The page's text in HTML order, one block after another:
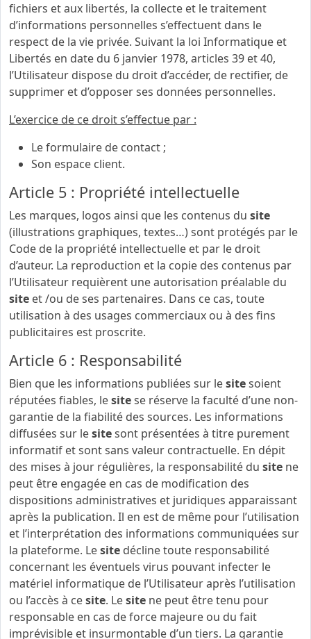
fichiers et aux libertés, la collecte et le traitement
d’informations personnelles s’effectuent dans le
respect de la vie privée. Suivant la loi Informatique et
Libertés en date du 6 janvier 1978, articles 39 et 40,
l’Utilisateur dispose du droit d’accéder, de rectifier, de
supprimer et d’opposer ses données personnelles.
L’exercice de ce droit s’effectue par :
Le formulaire de contact ;
Son espace client.
Article 5 : Propriété intellectuelle
Les marques, logos ainsi que les contenus du site
(illustrations graphiques, textes…) sont protégés par le
Code de la propriété intellectuelle et par le droit
d’auteur. La reproduction et la copie des contenus par
l’Utilisateur requièrent une autorisation préalable du
site et /ou de ses partenaires. Dans ce cas, toute
utilisation à des usages commerciaux ou à des fins
publicitaires est proscrite.
Article 6 : Responsabilité
Bien que les informations publiées sur lesitesoient
réputées fiables, lesitese réserve la faculté d’une non-
garantie de la fiabilité des sources. Les informations
diffusées sur lesitesont présentées à titre purement
informatif et sont sans valeur contractuelle. En dépit
des mises à jour régulières, la responsabilité du site ne
peut être engagée en cas de modification des
dispositions administratives et juridiques apparaissant
après la publication. Il en est de même pour l’utilisation
et l’interprétation des informations communiquées sur
la plateforme. Lesite décline toute responsabilité
concernant les éventuels virus pouvant infecter le
matériel informatique de l’Utilisateur après l’utilisation
ou l’accès à cesite. Lesite ne peut être tenu pour
responsable en cas de force majeure ou du fait
imprévisible et insurmontable d’un tiers. La garantie